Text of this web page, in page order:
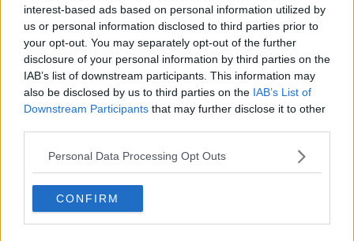
interest-based ads based on personal information utilized by
us or personal information disclosed to third parties prior to
your opt-out. You may separately opt-out of the further
disclosure of your personal information by third parties on the
IAB’s list of downstream participants. This information may
also be disclosed by us to third parties on the IAB’s List of
Downstream Participants that may further disclose it to other
Personal Data Processing Opt Outs
CONFIRM
“La crescita di queste realtà dedicate alla coltivazione,
all’allevamento, alla trasformazione e alla commercializzazione dei
prodotti agricoli e alimentari ottenuti con metodo biologico è motivo
di soddisfazione", ha spiegato la vicepresidente della Regione
ToscanaStefania Saccardiche detiene la delega all'agricoltura.
“Come amministrazione comunale - ha asserito il vicesindaco di
GavorranoDaniele Tonini- siamo molto soddisfatti di essere
arrivati al riconoscimento del distretto bio a livello regionale, che
squadra tra amministrazioni comunali e
aziendeper un progetto di sviluppo del territorio. Ora inizia la vera
fase operativa di azione per il raggiungimento di obiettivi strategici
al servizio del territorio tutto".
Il nuovo distretto domani sarà presente, insieme agli altri distretti